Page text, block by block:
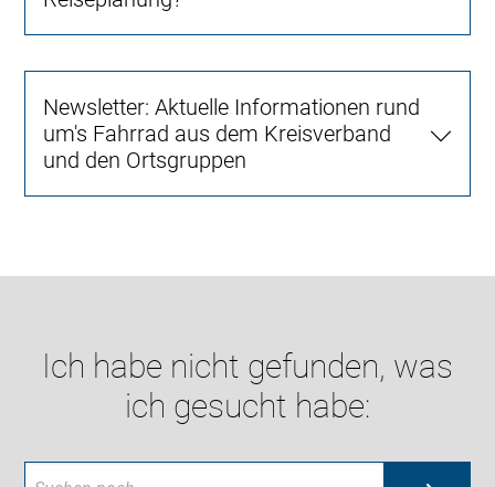
Newsletter: Aktuelle Informationen rund
um's Fahrrad aus dem Kreisverband
und den Ortsgruppen
Ich habe nicht gefunden, was
ich gesucht habe: